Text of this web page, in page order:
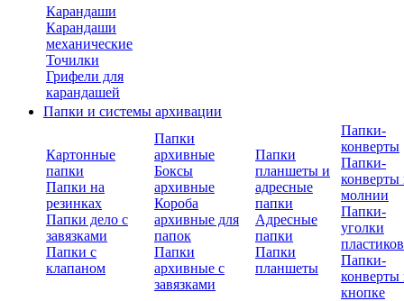
Карандаши
Карандаши
механические
Точилки
Грифели для
карандашей
Папки и системы архивации
Картонные
папки
Папки на
резинках
Папки дело с
завязками
Папки с
клапаном
Папки
архивные
Боксы
архивные
Короба
архивные для
папок
Папки
архивные с
завязками
Папки
планшеты и
адресные
папки
Адресные
папки
Папки
планшеты
Папки-
конверты
Папки-
конверты
молнии
Папки-
уголки
Папки-
конверты
кнопке